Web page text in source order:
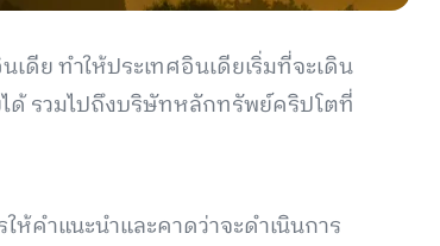
ดีย ทำให้ประเทศอินเดียเริ่มที่จะเดิน
รวมไปถึงบริษัทหลักทรัพย์คริปโตที่
ห้คำแนะนำและคาดว่าจะดำเนินการ